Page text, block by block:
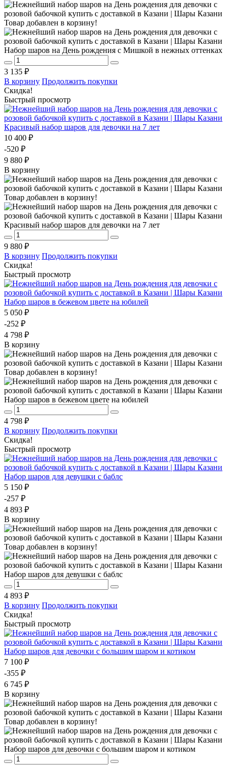
Товар добавлен в корзину!
Набор шаров на День рождения с Мишкой в нежных оттенках
3 135 ₽
В корзину Продолжить покупки
Скидка!
Быстрый просмотр
Красивый набор шаров для девочки на 7 лет
10 400 ₽
-520 ₽
9 880 ₽
В корзину
Товар добавлен в корзину!
Красивый набор шаров для девочки на 7 лет
9 880 ₽
В корзину Продолжить покупки
Скидка!
Быстрый просмотр
Набор шаров в бежевом цвете на юбилей
5 050 ₽
-252 ₽
4 798 ₽
В корзину
Товар добавлен в корзину!
Набор шаров в бежевом цвете на юбилей
4 798 ₽
В корзину Продолжить покупки
Скидка!
Быстрый просмотр
Набор шаров для девушки с баблс
5 150 ₽
-257 ₽
4 893 ₽
В корзину
Товар добавлен в корзину!
Набор шаров для девушки с баблс
4 893 ₽
В корзину Продолжить покупки
Скидка!
Быстрый просмотр
Набор шаров для девочки с большим шаром и котиком
7 100 ₽
-355 ₽
6 745 ₽
В корзину
Товар добавлен в корзину!
Набор шаров для девочки с большим шаром и котиком